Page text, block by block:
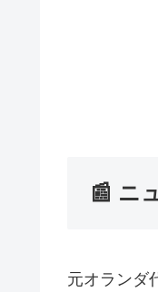
📰 ニ
元オランダ